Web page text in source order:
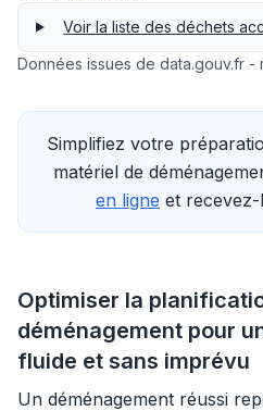
Voir la liste des déchets
Données issues de data.gouv.fr -
Simplifiez votre
matériel de
en ligne et
Optimiser la
déménagement pour
fluide et sans imprévu
Un déménagement réussi